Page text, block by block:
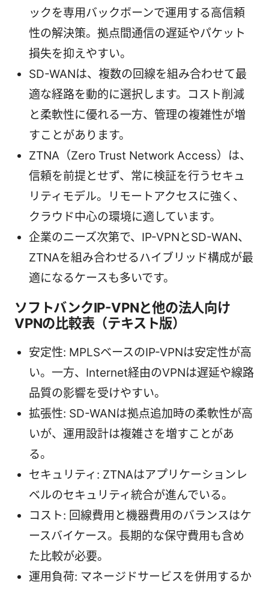
ックを専用バックボーンで運用する高信頼
性の解決策。拠点間通信の遅延やパケット
損失を抑えやすい。
SD-WANは、複数の回線を組み合わせて最
適な経路を動的に選択します。コスト削減
と柔軟性に優れる一方、管理の複雑性が増
すことがあります。
ZTNA（Zero Trust Network Access）は、
信頼を前提とせず、常に検証を行うセキュ
リティモデル。リモートアクセスに強く、
クラウド中心の環境に適しています。
企業のニーズ次第で、IP-VPNとSD-WAN、
ZTNAを組み合わせるハイブリッド構成が最
適になるケースも多いです。
ソフトバンクIP-VPNと他の法人向け
VPNの比較表（テキスト版）
安定性: MPLSベースのIP-VPNは安定性が高
い。一方、Internet経由のVPNは遅延や線路
品質の影響を受けやすい。
拡張性: SD-WANは拠点追加時の柔軟性が高
いが、運用設計は複雑さを増すことがあ
る。
セキュリティ: ZTNAはアプリケーションレ
ベルのセキュリティ統合が進んでいる。
コスト: 回線費用と機器費用のバランスはケ
ースバイケース。長期的な保守費用も含め
た比較が必要。
運用負荷: マネージドサービスを併用するか